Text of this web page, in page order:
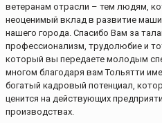
ветеранам отрасли – тем людям,
неоценимый вклад в развитие
нашего города. Спасибо Вам за
профессионализм, трудолюбие и
который вы передаете молодым
многом благодаря вам Тольятти
богатый кадровый потенциал,
ценится на действующих
производствах.